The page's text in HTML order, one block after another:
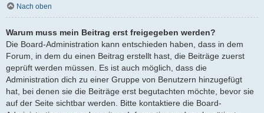
Nach oben
Warum muss mein Beitrag erst freigegeben werden?
Die Board-Administration kann entschieden haben, dass in dem
Forum, in dem du einen Beitrag erstellt hast, die Beiträge zuerst
geprüft werden müssen. Es ist auch möglich, dass die
Administration dich zu einer Gruppe von Benutzern hinzugefügt
hat, bei denen sie die Beiträge erst begutachten möchte, bevor sie
auf der Seite sichtbar werden. Bitte kontaktiere die Board-